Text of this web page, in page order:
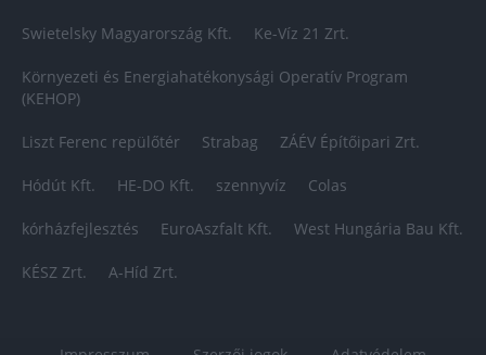
Swietelsky Magyarország Kft. Ke-Víz 21 Zrt.
Környezeti és Energiahatékonysági Operatív Program
(KEHOP)
Liszt Ferenc repülőtér Strabag ZÁÉV Építőipari Zrt.
Hódút Kft. HE-DO Kft. szennyvíz Colas
kórházfejlesztés EuroAszfalt Kft. West Hungária Bau Kft.
KÉSZ Zrt. A-Híd Zrt.